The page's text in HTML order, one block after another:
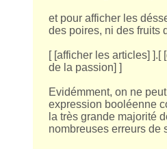
et pour afficher les
des poires, ni des fruits
[ [afficher les articles] ].[
de la passion] ]
Evidémment, on ne
expression booléenne
la très grande majorité
nombreuses erreurs de